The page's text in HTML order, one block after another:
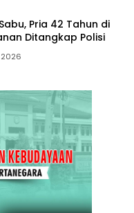
Pria 42 Tahun di
Ditangkap Polisi